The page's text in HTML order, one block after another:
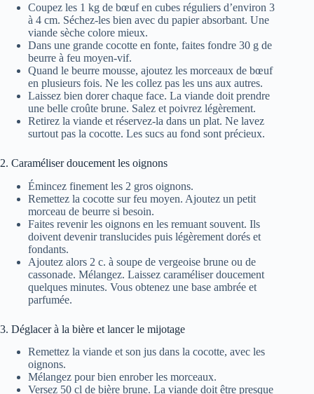
Coupez les 1 kg de bœuf en cubes réguliers d’environ 3
à 4 cm. Séchez-les bien avec du papier absorbant. Une
viande sèche colore mieux.
Dans une grande cocotte en fonte, faites fondre 30 g de
beurre à feu moyen-vif.
Quand le beurre mousse, ajoutez les morceaux de bœuf
en plusieurs fois. Ne les collez pas les uns aux autres.
Laissez bien dorer chaque face. La viande doit prendre
une belle croûte brune. Salez et poivrez légèrement.
Retirez la viande et réservez-la dans un plat. Ne lavez
surtout pas la cocotte. Les sucs au fond sont précieux.
2. Caraméliser doucement les oignons
Émincez finement les 2 gros oignons.
Remettez la cocotte sur feu moyen. Ajoutez un petit
morceau de beurre si besoin.
Faites revenir les oignons en les remuant souvent. Ils
doivent devenir translucides puis légèrement dorés et
fondants.
Ajoutez alors 2 c. à soupe de vergeoise brune ou de
cassonade. Mélangez. Laissez caraméliser doucement
quelques minutes. Vous obtenez une base ambrée et
parfumée.
3. Déglacer à la bière et lancer le mijotage
Remettez la viande et son jus dans la cocotte, avec les
oignons.
Mélangez pour bien enrober les morceaux.
Versez 50 cl de bière brune. La viande doit être presque